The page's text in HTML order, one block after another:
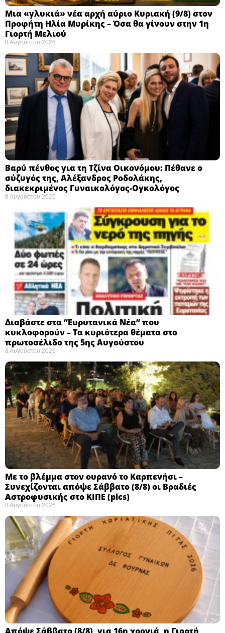
Μια «γλυκιά» νέα αρχή αύριο Κυριακή (9/8) στον
Προφήτη Ηλία Μυρίκης – Όσα θα γίνουν στην 1η
Γιορτή Μελιού
8 Αυγούστου 2026
Βαρύ πένθος για τη Τζίνα Οικονόμου: Πέθανε ο
σύζυγός της, Αλέξανδρος Ροδολάκης,
διακεκριμένος Γυναικολόγος-Ογκολόγος
8 Αυγούστου 2026
Διαβάστε στα “Ευρυτανικά Νέα” που
κυκλοφορούν – Τα κυριότερα θέματα στο
πρωτοσέλιδο της 5ης Αυγούστου
8 Αυγούστου 2026
Με το βλέμμα στον ουρανό το Καρπενήσι –
Συνεχίζονται απόψε Σάββατο (8/8) οι Βραδιές
Αστροφυσικής στο ΚΙΠΕ (pics)
8 Αυγούστου 2026
Απόψε Σάββατο (8/8), για 16η χρονιά, η Γιορτή